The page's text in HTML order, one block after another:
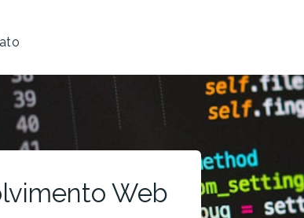
Web